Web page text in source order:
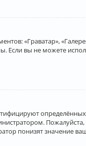
«Граватар»,
Если вы не можете
понизят значение